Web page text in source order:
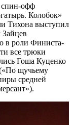
спин-офф
Колобок»
Тихона выступил
в роли Финиста-
все трюки
Гоша Куценко
щучьему
средней